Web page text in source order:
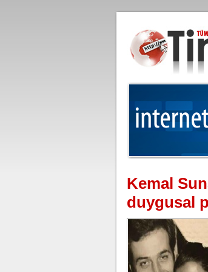
Kemal
duygusal